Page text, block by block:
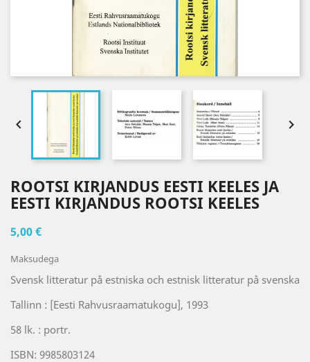
 
ROOTSI KIRJANDUS EESTI KEELES JA
EESTI KIRJANDUS ROOTSI KEELES
5,00 €
Maksudega
Svensk litteratur på estniska och estnisk litteratur på svenska
Tallinn : [Eesti Rahvusraamatukogu], 1993
58 lk. : portr.
ISBN: 9985803124